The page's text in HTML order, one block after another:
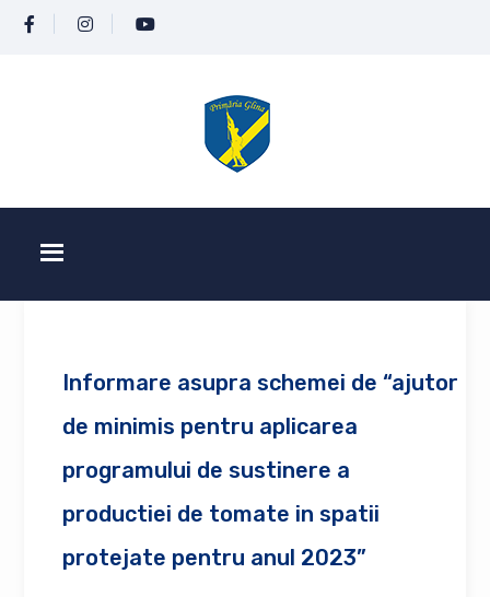
Informare asupra schemei de “ajutor
de minimis pentru aplicarea
programului de sustinere a
productiei de tomate in spatii
protejate pentru anul 2023”